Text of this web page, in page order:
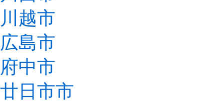
川越市
広島市
府中市
廿日市市